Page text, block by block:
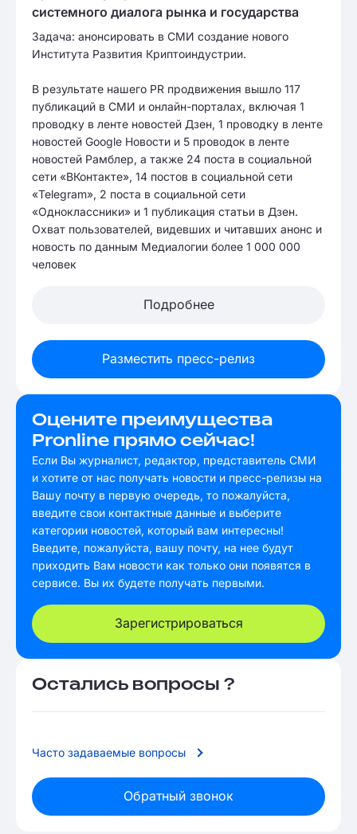
системного диалога рынка и государства
Задача: анонсировать в СМИ создание нового
Института Развития Криптоиндустрии.
В результате нашего PR продвижения вышло 117
публикаций в СМИ и онлайн-порталах, включая 1
проводку в ленте новостей Дзен, 1 проводку в ленте
новостей Google Новости и 5 проводок в ленте
новостей Рамблер, а также 24 поста в социальной
сети «ВКонтакте», 14 постов в социальной сети
«Telegram», 2 поста в социальной сети
«Одноклассники» и 1 публикация статьи в Дзен.
Охват пользователей, видевших и читавших анонс и
новость по данным Медиалогии более 1 000 000
человек
Подробнее
Разместить пресс-релиз
Оцените преимущества
Pronline прямо сейчас!
Если Вы журналист, редактор, представитель СМИ
и хотите от нас получать новости и пресс-релизы на
Вашу почту в первую очередь, то пожалуйста,
введите свои контактные данные и выберите
категории новостей, который вам интересны!
Введите, пожалуйста, вашу почту, на нее будут
приходить Вам новости как только они появятся в
сервисе. Вы их будете получать первыми.
Зарегистрироваться
Остались вопросы ?
Часто задаваемые вопросы
Обратный звонок